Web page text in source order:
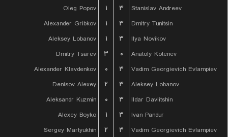
Oleg Popov
۱ ۳
Stanislav Andreev
Alexander Gribkov
۱ ۳
Dmitry Tunitsin
Aleksey Lobanov
۱ ۳
Ilya Novikov
Dmitry Tsarev
۳ ۰
Anatoly Kotenev
Alexander Klavdenkov
۰ ۳
Vadim Georgievich Evlampiev
Denisov Alexey
۲ ۳
Aleksey Lobanov
Aleksandr Kuzmin
۰ ۳
Ildar Davlitshin
Alexey Boyko
۱ ۳
Ivan Pandur
Sergey Martyukhin
۲ ۳
Vadim Georgievich Evlampiev